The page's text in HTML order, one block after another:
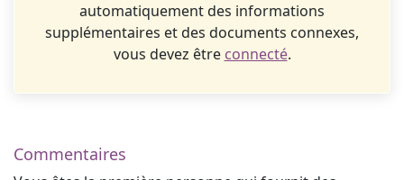
automatiquement des informations
supplémentaires et des documents connexes,
vous devez être connecté.
Commentaires